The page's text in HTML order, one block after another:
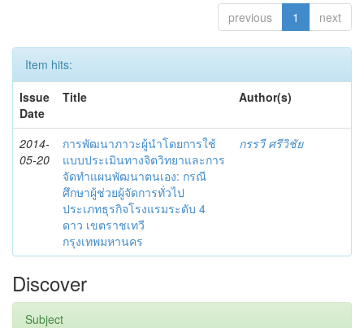
previous 1 next
Item hits:
Issue
Date
Title Author(s)
2014-
05-20
การพัฒนาภาวะผู้นำโดยการใช้
แบบประเมินทางจิตวิทยาและการ
จัดทำแผนพัฒนาตนเอง: กรณี
ศึกษาผู้ช่วยผู้จัดการทั่วไป
ประเภทธุรกิจโรงแรมระดับ 4
ดาว เขตราชเทวี
กรุงเทพมหานคร
กรรวี ศรีวิชัย
Discover
Subject